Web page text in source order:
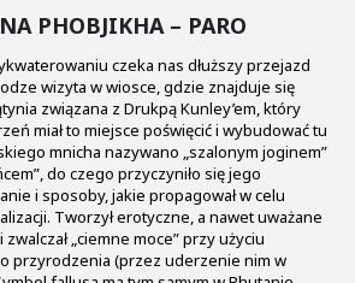
PHOBJIKHA – PARO
czeka nas dłuższy przejazd
wizyta w wiosce, gdzie znajduje się
związana z Drukpą Kunley’em, który
miał to miejsce poświęcić i wybudować tu
mnicha nazywano „szalonym joginem”
do czego przyczyniło się jego
i sposoby, jakie propagował w celu
Tworzył erotyczne, a nawet uważane
„ciemne moce” przy użyciu
przyrodzenia (przez uderzenie nim w